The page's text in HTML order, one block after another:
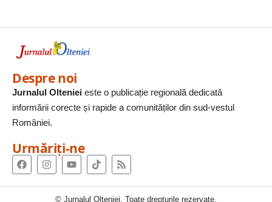
Despre noi
Jurnalul Olteniei este o publicație regională dedicată
informării corecte și rapide a comunităților din sud-vestul
României.
Urmăriți-ne
© Jurnalul Olteniei. Toate drepturile rezervate.